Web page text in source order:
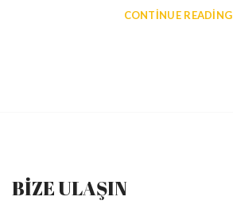
CONTINUE READING
BİZE ULAŞIN